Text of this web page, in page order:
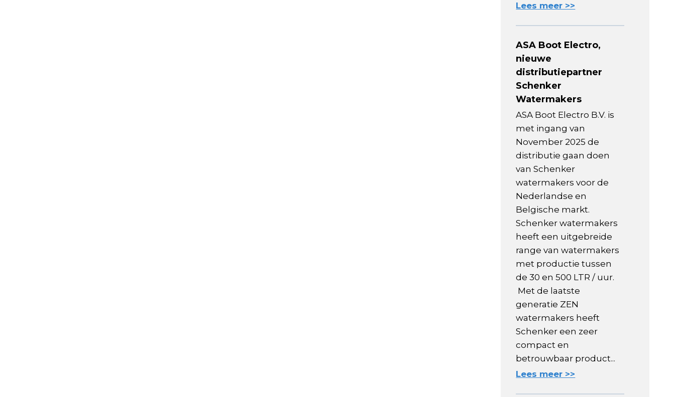
Lees meer >>
ASA Boot Electro,
nieuwe
distributiepartner
Schenker
Watermakers
ASA Boot Electro B.V. is
met ingang van
November 2025 de
distributie gaan doen
van Schenker
watermakers voor de
Nederlandse en
Belgische markt.
Schenker watermakers
heeft een uitgebreide
range van watermakers
met productie tussen
de 30 en 500 LTR / uur.
Met de laatste
generatie ZEN
watermakers heeft
Schenker een zeer
compact en
betrouwbaar product...
Lees meer >>